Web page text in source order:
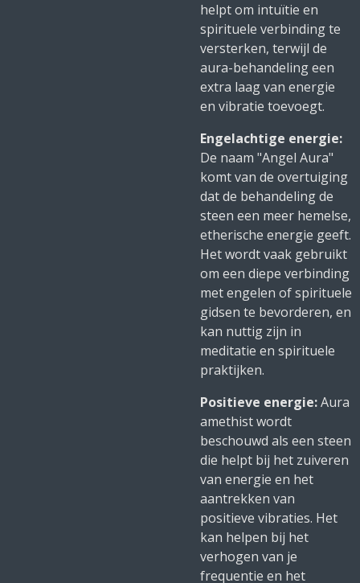
helpt om intuïtie en
spirituele verbinding te
versterken, terwijl de
aura-behandeling een
extra laag van energie
en vibratie toevoegt.
Engelachtige energie:
De naam "Angel Aura"
komt van de overtuiging
dat de behandeling de
steen een meer hemelse,
etherische energie geeft.
Het wordt vaak gebruikt
om een diepe verbinding
met engelen of spirituele
gidsen te bevorderen, en
kan nuttig zijn in
meditatie en spirituele
praktijken.
Positieve energie:Aura
amethist wordt
beschouwd als een steen
die helpt bij het zuiveren
van energie en het
aantrekken van
positieve vibraties. Het
kan helpen bij het
verhogen van je
frequentie en het